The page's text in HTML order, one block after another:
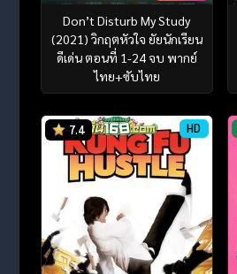
Don’t Disturb My Study
(2021) วิกฤตหัวใจ ยัยนักเรียน
ดีเด่น ตอนที่ 1-24 จบ พากย์
ไทย+ซับไทย
7.4 HD